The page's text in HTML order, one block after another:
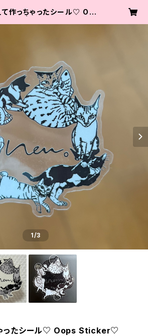
作っちゃったシール♡ Oop
1/3
ったシール♡ Oops Sticker♡